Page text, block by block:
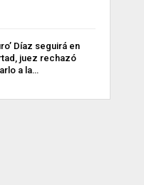
Díaz seguirá en
juez rechazó
a la…